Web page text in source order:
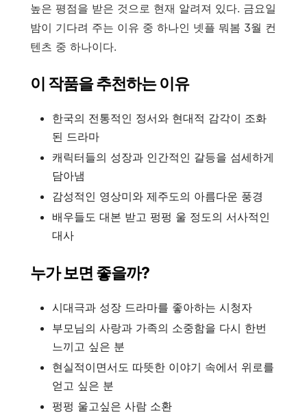
높은 평점을 받은 것으로 현재 알려져 있다. 금요일
밤이 기다려 주는 이유 중 하나인 넷플 뭐봄 3월 컨
텐츠 중 하나이다.
이 작품을 추천하는 이유
한국의 전통적인 정서와 현대적 감각이 조화
된 드라마
캐릭터들의 성장과 인간적인 갈등을 섬세하게
담아냄
감성적인 영상미와 제주도의 아름다운 풍경
배우들도 대본 받고 펑펑 울 정도의 서사적인
대사
누가 보면 좋을까?
시대극과 성장 드라마를 좋아하는 시청자
부모님의 사랑과 가족의 소중함을 다시 한번
느끼고 싶은 분
현실적이면서도 따뜻한 이야기 속에서 위로를
얻고 싶은 분
펑펑 울고싶은 사람 소환